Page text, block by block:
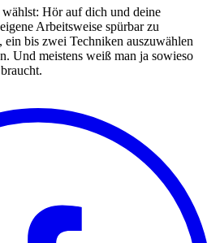
Hör auf dich und deine
Arbeitsweise spürbar zu
ein bis zwei Techniken auszuwählen
Und meistens weiß man ja sowieso